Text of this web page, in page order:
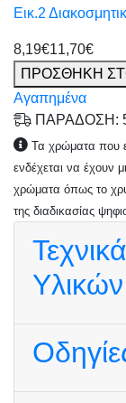
Εικ.2
8,19€11,70€
ΠΡΟΣΘΗΚΗ
Αγαπημένα
ΠΑΡΑΔΟΣΗ:
Τα χρώματα που
ενδέχεται να έχουν
χρώματα όπως το
της διαδικασίας
Υλικών